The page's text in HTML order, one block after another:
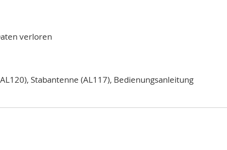
verloren
Stabantenne (AL117), Bedienungsanleitung